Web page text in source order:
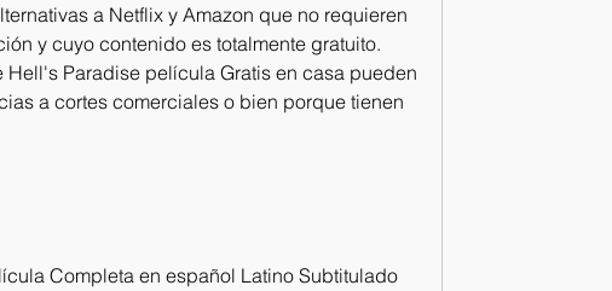
a Netflix y Amazon que no requieren
y cuyo contenido es totalmente gratuito.
Hell's Paradise película Gratis en casa pueden
a cortes comerciales o bien porque tienen
Completa en español Latino Subtitulado